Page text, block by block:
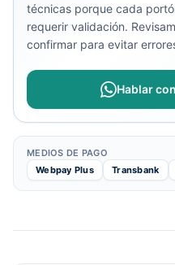
técnicas porque cada
requerir validación.
confirmar para evitar
Hablar
MEDIOS DE PAGO
Webpay Plus
Transbank